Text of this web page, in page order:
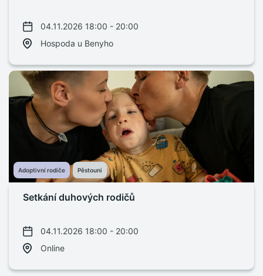
04.11.2026 18:00 - 20:00
Hospoda u Benyho
Adoptivní rodiče Pěstouni
Setkání duhových rodičů
04.11.2026 18:00 - 20:00
Online